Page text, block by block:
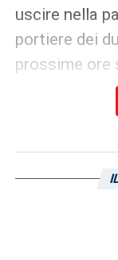
uscire nella
portiere dei
prossime ore
comprendere
a un solo
dovrà